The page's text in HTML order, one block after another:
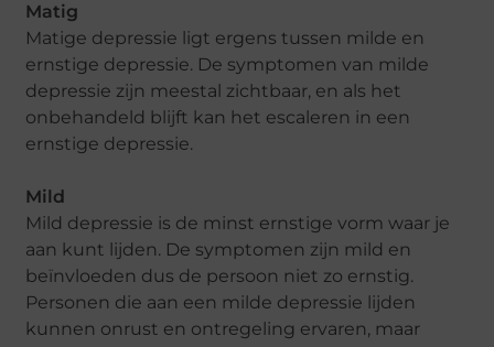
Matig
Matige depressie ligt ergens tussen milde en
ernstige depressie. De symptomen van milde
depressie zijn meestal zichtbaar, en als het
onbehandeld blijft kan het escaleren in een
ernstige depressie.
Mild
Mild depressie is de minst ernstige vorm waar je
aan kunt lijden. De symptomen zijn mild en
beïnvloeden dus de persoon niet zo ernstig.
Personen die aan een milde depressie lijden
kunnen onrust en ontregeling ervaren, maar